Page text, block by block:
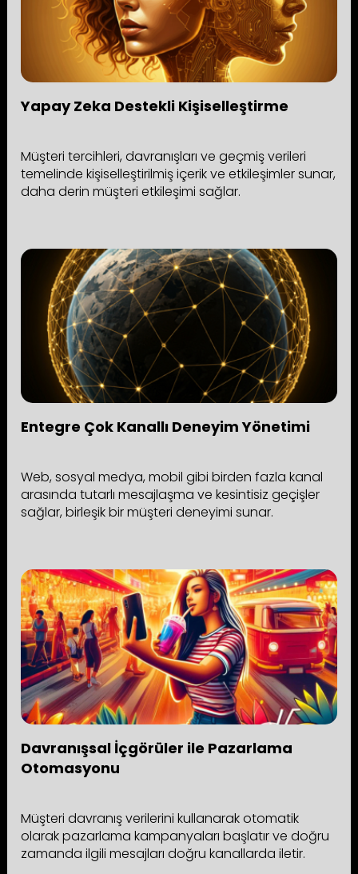
Yapay Zeka Destekli Kişiselleştirme
Müşteri tercihleri, davranışları ve geçmiş verileri
temelinde kişiselleştirilmiş içerik ve etkileşimler sunar,
daha derin müşteri etkileşimi sağlar.
Entegre Çok Kanallı Deneyim Yönetimi
Web, sosyal medya, mobil gibi birden fazla kanal
arasında tutarlı mesajlaşma ve kesintisiz geçişler
sağlar, birleşik bir müşteri deneyimi sunar.
Davranışsal İçgörüler ile Pazarlama
Otomasyonu
Müşteri davranış verilerini kullanarak otomatik
olarak pazarlama kampanyaları başlatır ve doğru
zamanda ilgili mesajları doğru kanallarda iletir.